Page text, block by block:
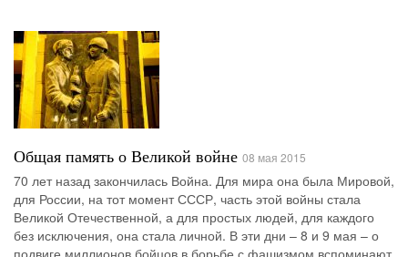
Общая память о Великой войне 08 мая 2015
70 лет назад закончилась Война. Для мира она была Мировой,
для России, на тот момент СССР, часть этой войны стала
Великой Отечественной, а для простых людей, для каждого
без исключения, она стала личной. В эти дни – 8 и 9 мая – о
подвиге миллионов бойцов в борьбе с фашизмом вспоминают